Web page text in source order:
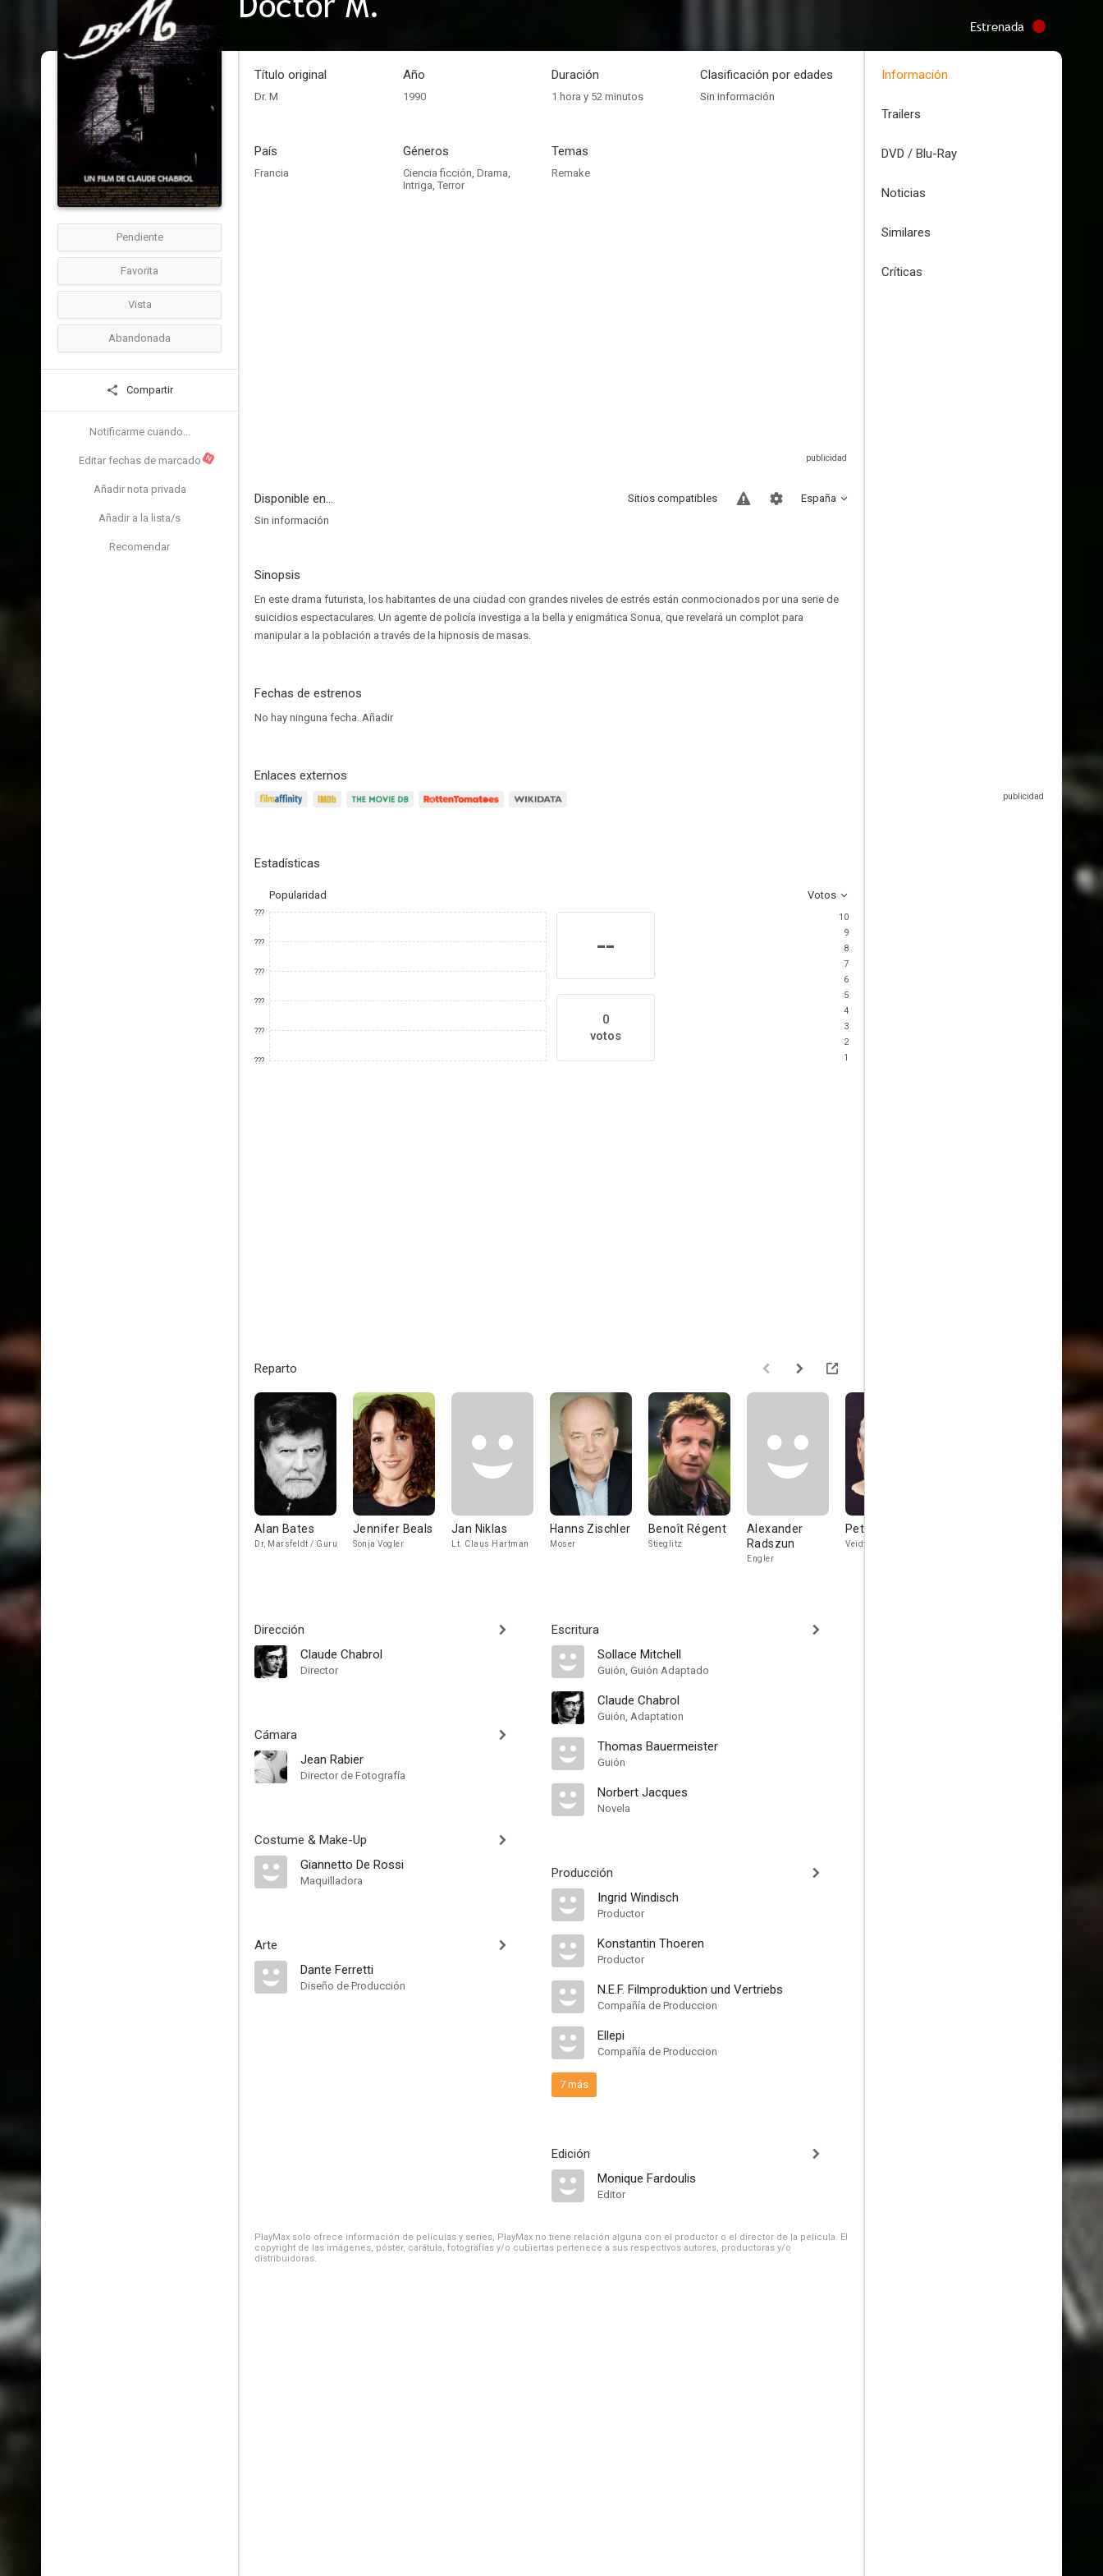
Estrenada
Pendiente
Favorita
Vista
Abandonada
Compartir
Notificarme cuando...
Editar fechas de marcado N
Añadir nota privada
Añadir a la lista/s
Recomendar
Título original
Dr. M
Año
1990
Duración
1 hora y 52 minutos
Clasificación por edades
Sin información
País
Francia
Géneros
Ciencia ficción, Drama,
Intriga, Terror
Temas
Remake
Disponible en... España
Sitios compatibles
Sin información
Sinopsis
En este drama futurista, los habitantes de una ciudad con grandes niveles de estrés están conmocionados por una serie de
suicidios espectaculares. Un agente de policía investiga a la bella y enigmática Sonua, que revelará un complot para
manipular a la población a través de la hipnosis de masas.
Fechas de estrenos
No hay ninguna fecha. Añadir
Enlaces externos
Estadísticas
Popularidad Votos
???
???
???
???
???
???
--
0
votos
10
9
8
7
6
5
4
3
2
1
Reparto
Alan Bates
Dr, Marsfeldt / Guru
Jennifer Beals
Sonja Vogler
Jan Niklas
Lt. Claus Hartman
Hanns Zischler
Moser
Benoît Régent
Stieglitz
Alexander
Radszun
Engler
Peter Fitz
Veidt
William
Dirección
Claude Chabrol
Director
Cámara
Jean Rabier
Director de Fotografía
Costume & Make-Up
Giannetto De Rossi
Maquilladora
Arte
Dante Ferretti
Diseño de Producción
Escritura
Sollace Mitchell
Guión, Guión Adaptado
Claude Chabrol
Guión, Adaptation
Thomas Bauermeister
Guión
Norbert Jacques
Novela
Producción
Ingrid Windisch
Productor
Konstantin Thoeren
Productor
N.E.F. Filmproduktion und Vertriebs
Compañía de Produccion
Ellepi
Compañía de Produccion
7 más
Edición
Monique Fardoulis
Editor
PlayMax solo ofrece información de películas y series, PlayMax no tiene relación alguna con el productor o el director de la película. El
copyright de las imágenes, póster, carátula, fotografías y/o cubiertas pertenece a sus respectivos autores, productoras y/o
distribuidoras.
Información
Trailers
DVD / Blu-Ray
Noticias
Similares
Críticas